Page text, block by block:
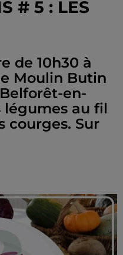
# 5 : LES
de 10h30 à
Moulin Butin
en-
légumes au fil
courges. Sur